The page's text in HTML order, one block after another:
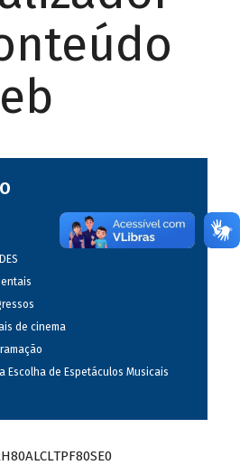
de cinema
Escolha de Espetáculos Musicais